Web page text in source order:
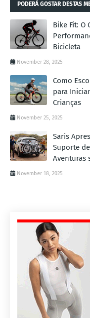
PODERÁ GOSTAR DESTAS
Bike Fit: O
Bicicleta
November 28, 2025
Como
para
Crianças
November 25, 2025
Saris
Suporte
Aventuras
November 18, 2025